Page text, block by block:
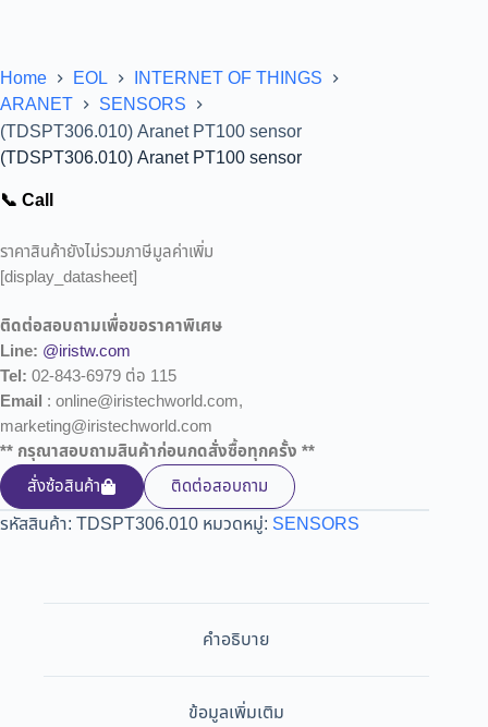
Home EOL
INTERNET OF THINGS
ARANET
SENSORS
(TDSPT306.010) Aranet PT100 sensor
(TDSPT306.010) Aranet PT100 sensor
📞 Call
ราคาสินค้ายังไม่รวมภาษีมูลค่าเพิ่ม
[display_datasheet]
ติดต่อสอบถามเพื่อขอราคาพิเศษ
Line: @iristw.com
Tel: 02-843-6979 ต่อ 115
Email : online@iristechworld.com,
marketing@iristechworld.com
** กรุณาสอบถามสินค้าก่อนกดสั่งซื้อทุกครั้ง **
สั่งซ้อสินค้า
ติดต่อสอบถาม
รหัสสินค้า: TDSPT306.010 หมวดหมู่: SENSORS
คำอธิบาย
ข้อมูลเพิ่มเติม